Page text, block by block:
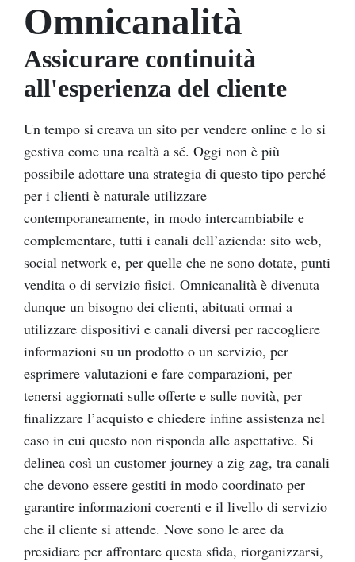
Omnicanalità
Assicurare continuità
all'esperienza del cliente
Un tempo si creava un sito per vendere online e lo si
gestiva come una realtà a sé. Oggi non è più
possibile adottare una strategia di questo tipo perché
per i clienti è naturale utilizzare
contemporaneamente, in modo intercambiabile e
complementare, tutti i canali dell’azienda: sito web,
social network e, per quelle che ne sono dotate, punti
vendita o di servizio fisici. Omnicanalità è divenuta
dunque un bisogno dei clienti, abituati ormai a
utilizzare dispositivi e canali diversi per raccogliere
informazioni su un prodotto o un servizio, per
esprimere valutazioni e fare comparazioni, per
tenersi aggiornati sulle offerte e sulle novità, per
finalizzare l’acquisto e chiedere infine assistenza nel
caso in cui questo non risponda alle aspettative. Si
delinea così un customer journey a zig zag, tra canali
che devono essere gestiti in modo coordinato per
garantire informazioni coerenti e il livello di servizio
che il cliente si attende. Nove sono le aree da
presidiare per affrontare questa sfida, riorganizzarsi,